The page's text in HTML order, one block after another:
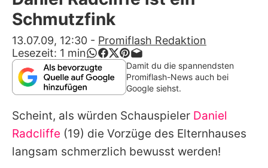
Alle Themen auf Promiflash
App runterladen
Team
Redaktionelle Richtlinien
Impressum
Schmutzfink
13.07.09, 12:30 - Promiflash Redaktion
Lesezeit: 1 min
Damit du die spannendsten
Promiflash-News auch bei
Google siehst.
Scheint, als würden Schauspieler Daniel
Radcliffe (19) die Vorzüge des Elternhauses
langsam schmerzlich bewusst werden!